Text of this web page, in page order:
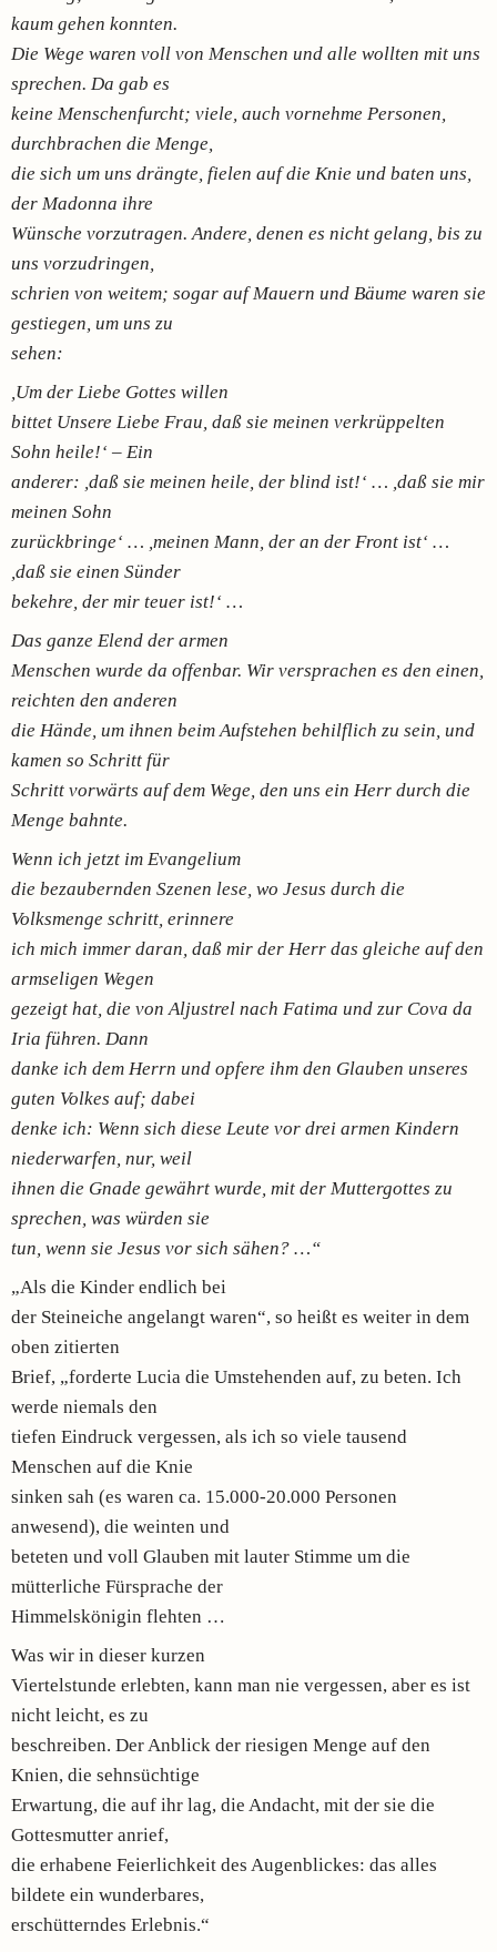
kaum gehen konnten.
Die Wege waren voll von Menschen und alle wollten mit uns
sprechen. Da gab es
keine Menschenfurcht; viele, auch vornehme Personen,
durchbrachen die Menge,
die sich um uns drängte, fielen auf die Knie und baten uns,
der Madonna ihre
Wünsche vorzutragen. Andere, denen es nicht gelang, bis zu
uns vorzudringen,
schrien von weitem; sogar auf Mauern und Bäume waren sie
gestiegen, um uns zu
sehen:
,Um der Liebe Gottes willen
bittet Unsere Liebe Frau, daß sie meinen verkrüppelten
Sohn heile!‘ – Ein
anderer: ,daß sie meinen heile, der blind ist!‘ … ,daß sie mir
meinen Sohn
zurückbringe‘ … ,meinen Mann, der an der Front ist‘ …
,daß sie einen Sünder
bekehre, der mir teuer ist!‘ …
Das ganze Elend der armen
Menschen wurde da offenbar. Wir versprachen es den einen,
reichten den anderen
die Hände, um ihnen beim Aufstehen behilflich zu sein, und
kamen so Schritt für
Schritt vorwärts auf dem Wege, den uns ein Herr durch die
Menge bahnte.
Wenn ich jetzt im Evangelium
die bezaubernden Szenen lese, wo Jesus durch die
Volksmenge schritt, erinnere
ich mich immer daran, daß mir der Herr das gleiche auf den
armseligen Wegen
gezeigt hat, die von Aljustrel nach Fatima und zur Cova da
Iria führen. Dann
danke ich dem Herrn und opfere ihm den Glauben unseres
guten Volkes auf; dabei
denke ich: Wenn sich diese Leute vor drei armen Kindern
niederwarfen, nur, weil
ihnen die Gnade gewährt wurde, mit der Muttergottes zu
sprechen, was würden sie
tun, wenn sie Jesus vor sich sähen? …“
„Als die Kinder endlich bei
der Steineiche angelangt waren“, so heißt es weiter in dem
oben zitierten
Brief, „forderte Lucia die Umstehenden auf, zu beten. Ich
werde niemals den
tiefen Eindruck vergessen, als ich so viele tausend
Menschen auf die Knie
sinken sah (es waren ca. 15.000-20.000 Personen
anwesend), die weinten und
beteten und voll Glauben mit lauter Stimme um die
mütterliche Fürsprache der
Himmelskönigin flehten …
Was wir in dieser kurzen
Viertelstunde erlebten, kann man nie vergessen, aber es ist
nicht leicht, es zu
beschreiben. Der Anblick der riesigen Menge auf den
Knien, die sehnsüchtige
Erwartung, die auf ihr lag, die Andacht, mit der sie die
Gottesmutter anrief,
die erhabene Feierlichkeit des Augenblickes: das alles
bildete ein wunderbares,
erschütterndes Erlebnis.“